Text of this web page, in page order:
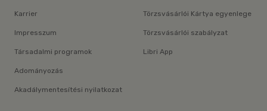
Karrier
Impresszum
Társadalmi programok
Adományozás
Akadálymentesítési nyilatkozat
Törzsvásárlói Kártya egyenlege
Törzsvásárlói szabályzat
Libri App